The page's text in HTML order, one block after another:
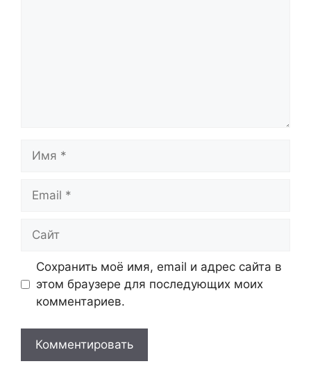
Имя
Email
Сайт
Сохранить моё имя, email и адрес сайта в
этом браузере для последующих моих
комментариев.